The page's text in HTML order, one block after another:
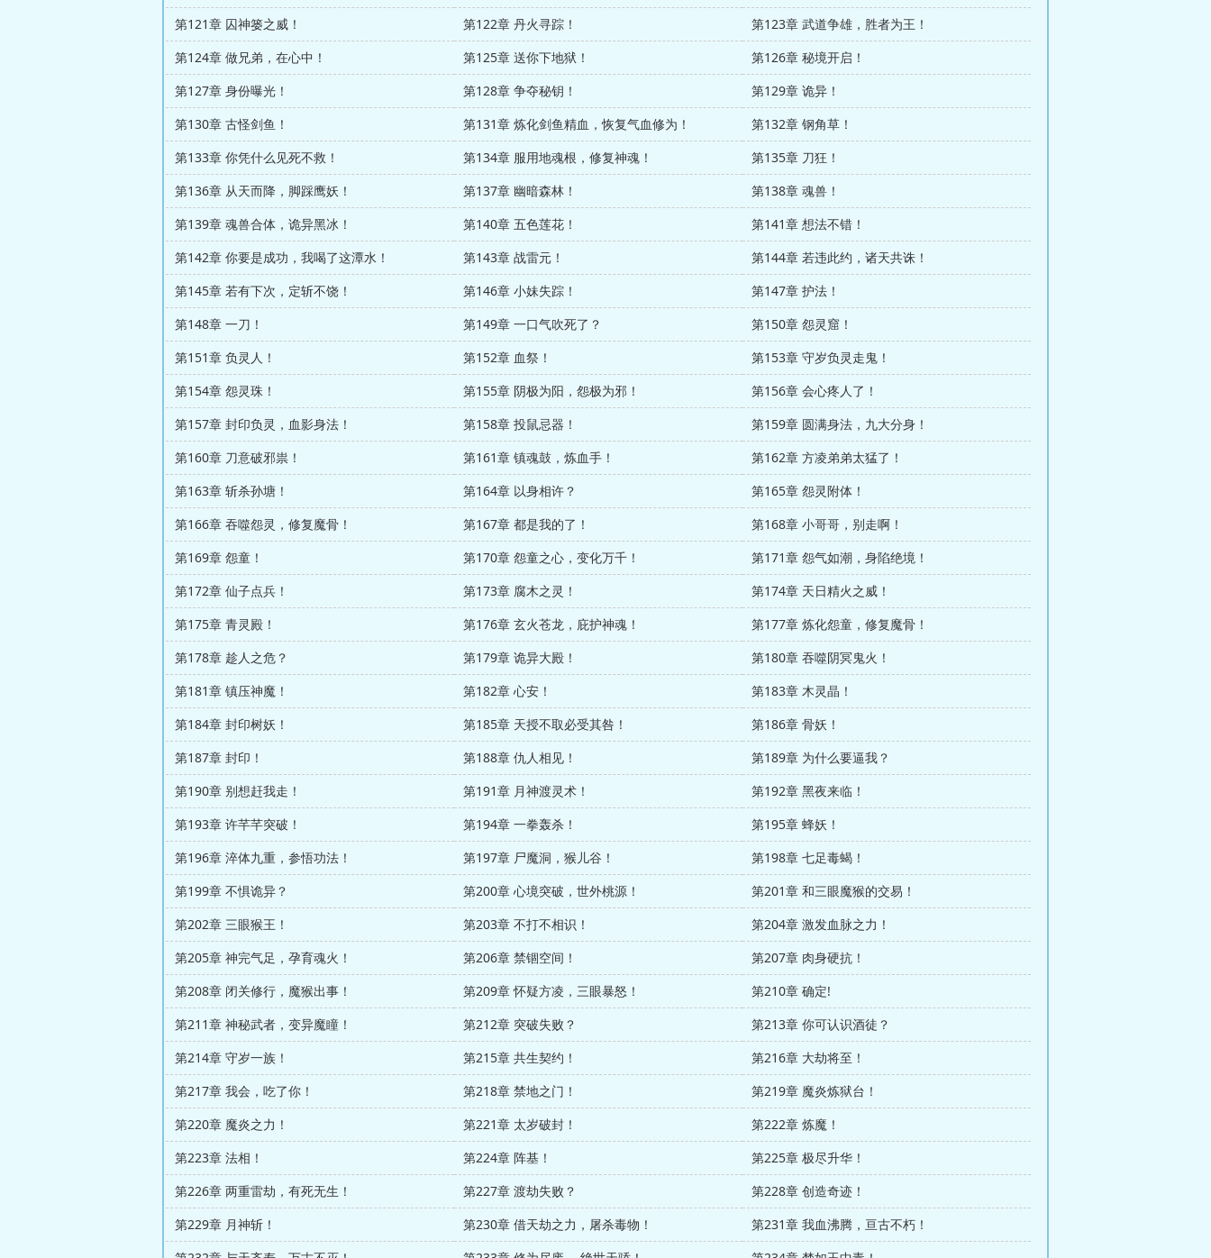
第121章 囚神篓之威！
第122章 丹火寻踪！
第123章 武道争雄，胜者为王！
第124章 做兄弟，在心中！
第125章 送你下地狱！
第126章 秘境开启！
第127章 身份曝光！
第128章 争夺秘钥！
第129章 诡异！
第130章 古怪剑鱼！
第131章 炼化剑鱼精血，恢复气血修为！
第132章 钢角草！
第133章 你凭什么见死不救！
第134章 服用地魂根，修复神魂！
第135章 刀狂！
第136章 从天而降，脚踩鹰妖！
第137章 幽暗森林！
第138章 魂兽！
第139章 魂兽合体，诡异黑冰！
第140章 五色莲花！
第141章 想法不错！
第142章 你要是成功，我喝了这潭水！
第143章 战雷元！
第144章 若违此约，诸天共诛！
第145章 若有下次，定斩不饶！
第146章 小妹失踪！
第147章 护法！
第148章 一刀！
第149章 一口气吹死了？
第150章 怨灵窟！
第151章 负灵人！
第152章 血祭！
第153章 守岁负灵走鬼！
第154章 怨灵珠！
第155章 阴极为阳，怨极为邪！
第156章 会心疼人了！
第157章 封印负灵，血影身法！
第158章 投鼠忌器！
第159章 圆满身法，九大分身！
第160章 刀意破邪祟！
第161章 镇魂鼓，炼血手！
第162章 方凌弟弟太猛了！
第163章 斩杀孙塘！
第164章 以身相许？
第165章 怨灵附体！
第166章 吞噬怨灵，修复魔骨！
第167章 都是我的了！
第168章 小哥哥，别走啊！
第169章 怨童！
第170章 怨童之心，变化万千！
第171章 怨气如潮，身陷绝境！
第172章 仙子点兵！
第173章 腐木之灵！
第174章 天日精火之威！
第175章 青灵殿！
第176章 玄火苍龙，庇护神魂！
第177章 炼化怨童，修复魔骨！
第178章 趁人之危？
第179章 诡异大殿！
第180章 吞噬阴冥鬼火！
第181章 镇压神魔！
第182章 心安！
第183章 木灵晶！
第184章 封印树妖！
第185章 天授不取必受其咎！
第186章 骨妖！
第187章 封印！
第188章 仇人相见！
第189章 为什么要逼我？
第190章 别想赶我走！
第191章 月神渡灵术！
第192章 黑夜来临！
第193章 许芊芊突破！
第194章 一拳轰杀！
第195章 蜂妖！
第196章 淬体九重，参悟功法！
第197章 尸魔洞，猴儿谷！
第198章 七足毒蝎！
第199章 不惧诡异？
第200章 心境突破，世外桃源！
第201章 和三眼魔猴的交易！
第202章 三眼猴王！
第203章 不打不相识！
第204章 激发血脉之力！
第205章 神完气足，孕育魂火！
第206章 禁锢空间！
第207章 肉身硬抗！
第208章 闭关修行，魔猴出事！
第209章 怀疑方凌，三眼暴怒！
第210章 确定!
第211章 神秘武者，变异魔瞳！
第212章 突破失败？
第213章 你可认识酒徒？
第214章 守岁一族！
第215章 共生契约！
第216章 大劫将至！
第217章 我会，吃了你！
第218章 禁地之门！
第219章 魔炎炼狱台！
第220章 魔炎之力！
第221章 太岁破封！
第222章 炼魔！
第223章 法相！
第224章 阵基！
第225章 极尽升华！
第226章 两重雷劫，有死无生！
第227章 渡劫失败？
第228章 创造奇迹！
第229章 月神斩！
第230章 借天劫之力，屠杀毒物！
第231章 我血沸腾，亘古不朽！